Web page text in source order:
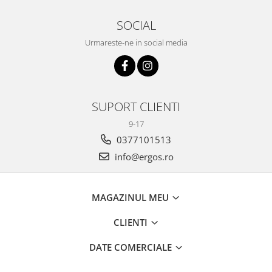
SOCIAL
Urmareste-ne in social media
SUPORT CLIENTI
9-17
0377101513
info@ergos.ro
MAGAZINUL MEU
CLIENTI
DATE COMERCIALE